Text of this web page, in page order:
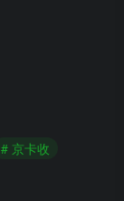
# 京卡收